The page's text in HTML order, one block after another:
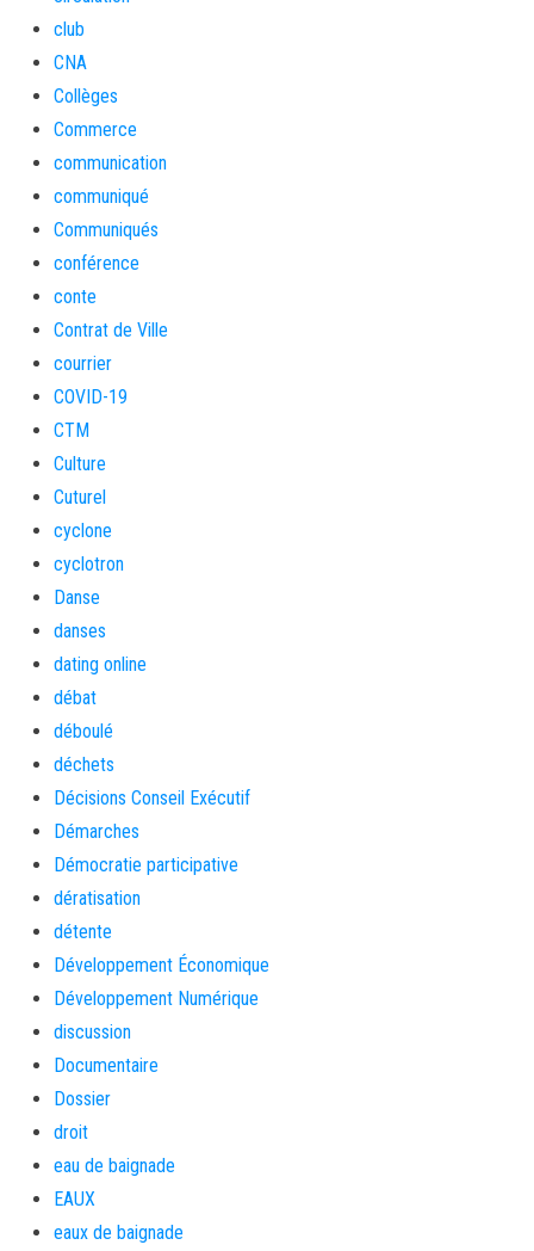
club
CNA
Collèges
Commerce
communication
communiqué
Communiqués
conférence
conte
Contrat de Ville
courrier
COVID-19
CTM
Culture
Cuturel
cyclone
cyclotron
Danse
danses
dating online
débat
déboulé
déchets
Décisions Conseil Exécutif
Démarches
Démocratie participative
dératisation
détente
Développement Économique
Développement Numérique
discussion
Documentaire
Dossier
droit
eau de baignade
EAUX
eaux de baignade